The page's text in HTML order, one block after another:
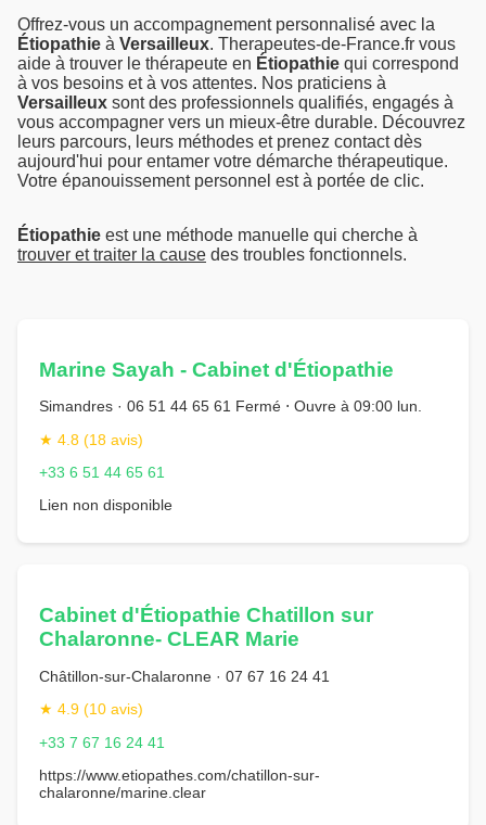
Offrez-vous un accompagnement personnalisé avec la
Étiopathie à Versailleux. Therapeutes-de-France.fr vous
aide à trouver le thérapeute en Étiopathie qui correspond
à vos besoins et à vos attentes. Nos praticiens à
Versailleux sont des professionnels qualifiés, engagés à
vous accompagner vers un mieux-être durable. Découvrez
leurs parcours, leurs méthodes et prenez contact dès
aujourd'hui pour entamer votre démarche thérapeutique.
Votre épanouissement personnel est à portée de clic.
Étiopathie est une méthode manuelle qui cherche à
trouver et traiter la cause des troubles fonctionnels.
Marine Sayah - Cabinet d'Étiopathie
Simandres · 06 51 44 65 61 Fermé ⋅ Ouvre à 09:00 lun.
★ 4.8 (18 avis)
+33 6 51 44 65 61
Lien non disponible
Cabinet d'Étiopathie Chatillon sur
Chalaronne- CLEAR Marie
Châtillon-sur-Chalaronne · 07 67 16 24 41
★ 4.9 (10 avis)
+33 7 67 16 24 41
https://www.etiopathes.com/chatillon-sur-
chalaronne/marine.clear